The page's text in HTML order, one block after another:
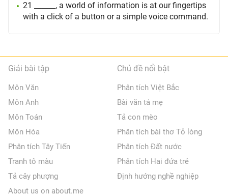
21 ______, a world of information is at our fingertips
with a click of a button or a simple voice command.
Giải bài tập
Môn Văn
Môn Anh
Môn Toán
Môn Hóa
Phân tích Tây Tiến
Tranh tô màu
Tả cây phượng
About us on about.me
Chủ đề nổi bật
Phân tích Việt Bắc
Bài văn tả mẹ
Tả con mèo
Phân tích bài thơ Tỏ lòng
Phân tích Đất nước
Phân tích Hai đứa trẻ
Định hướng nghề nghiệp